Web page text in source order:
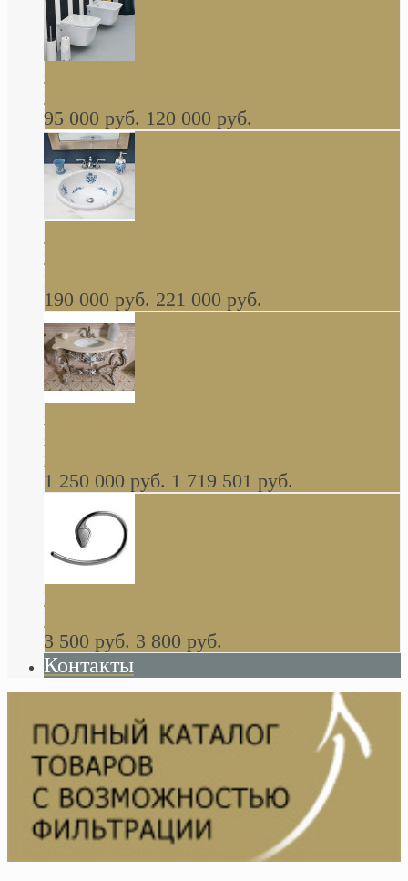
навесное КОМПЛЕКТ
95 000 руб. 120 000 руб.
Decorated Bathroom раковина овальная
встраиваемая для ванной с рисунком синяя
роза В НАЛИЧИИ
190 000 руб. 221 000 руб.
стиле барокко, из массива дерева, светло
коричневый матовый окрас + серебро
1 250 000 руб. 1 719 501 руб.
Khala Colombo аксессуары (серия) В
НАЛИЧИИ
3 500 руб. 3 800 руб.
Контакты